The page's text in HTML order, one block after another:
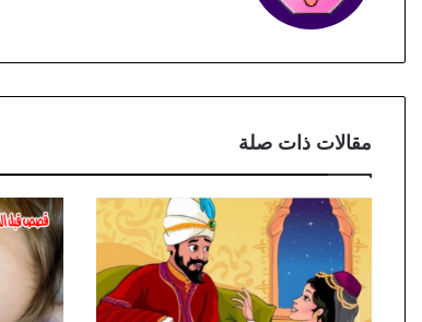
مقالات ذات صلة